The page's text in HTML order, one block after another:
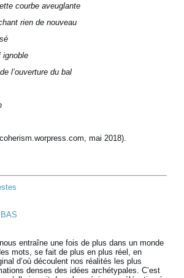
courbe aveuglante
rien de nouveau
ignoble
l’ouverture du bal
mai 2018).
entraîne une fois de plus dans un monde
mots, se fait de plus en plus réel, en
d’où découlent nos réalités les plus
denses des idées archétypales. C’est